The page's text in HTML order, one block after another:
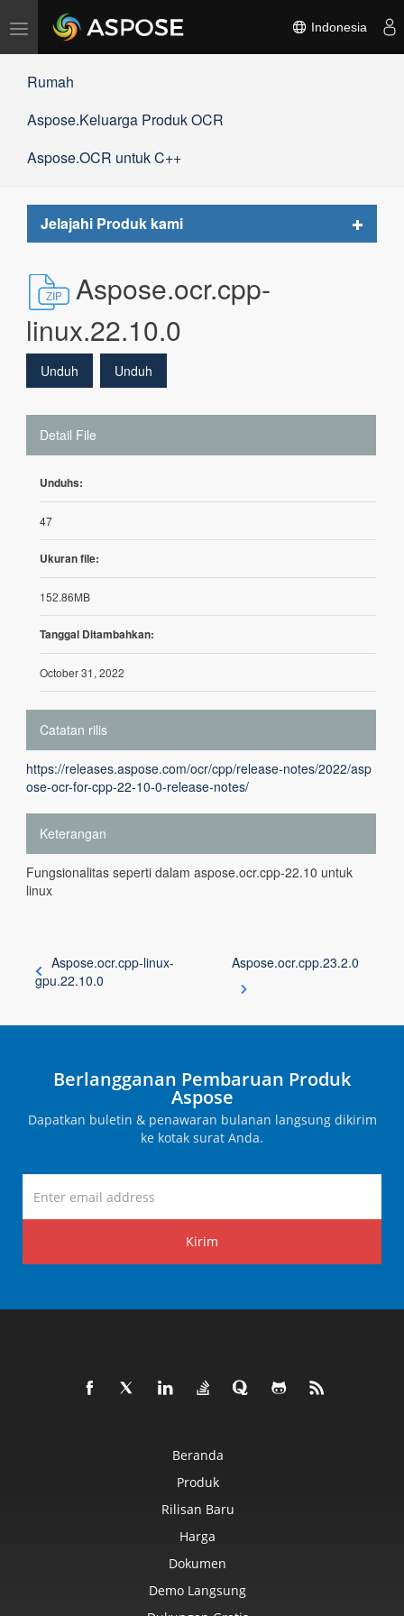
Alihkan
navigasi
Indonesia
Rumah
Aspose.Keluarga Produk OCR
Aspose.OCR untuk C++
Jelajahi Produk kami
Toggle
Aspose.ocr.cpp-
linux.22.10.0
Unduh Unduh
Detail File
Unduhs:
47
Ukuran file:
152.86MB
Tanggal Ditambahkan:
October 31, 2022
Catatan rilis
https://releases.aspose.com/ocr/cpp/release-notes/2022/asp
ose-ocr-for-cpp-22-10-0-release-notes/
Keterangan
Fungsionalitas seperti dalam aspose.ocr.cpp-22.10 untuk
linux
Aspose.ocr.cpp-linux-
gpu.22.10.0
Aspose.ocr.cpp.23.2.0
Berlangganan Pembaruan Produk
Aspose
Dapatkan buletin & penawaran bulanan langsung dikirim
ke kotak surat Anda.
Kirim
Beranda
Produk
Rilisan Baru
Harga
Dokumen
Demo Langsung